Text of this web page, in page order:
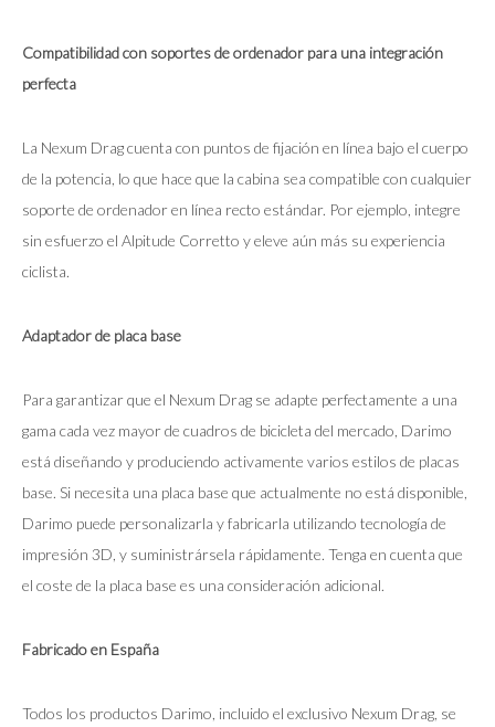
Compatibilidad con soportes de ordenador para una integración
perfecta
La Nexum Drag cuenta con puntos de fijación en línea bajo el cuerpo
de la potencia, lo que hace que la cabina sea compatible con cualquier
soporte de ordenador en línea recto estándar. Por ejemplo, integre
sin esfuerzo el Alpitude Corretto y eleve aún más su experiencia
ciclista.
Adaptador de placa base
Para garantizar que el Nexum Drag se adapte perfectamente a una
gama cada vez mayor de cuadros de bicicleta del mercado, Darimo
está diseñando y produciendo activamente varios estilos de placas
base. Si necesita una placa base que actualmente no está disponible,
Darimo puede personalizarla y fabricarla utilizando tecnología de
impresión 3D, y suministrársela rápidamente. Tenga en cuenta que
el coste de la placa base es una consideración adicional.
Fabricado en España
Todos los productos Darimo, incluido el exclusivo Nexum Drag, se